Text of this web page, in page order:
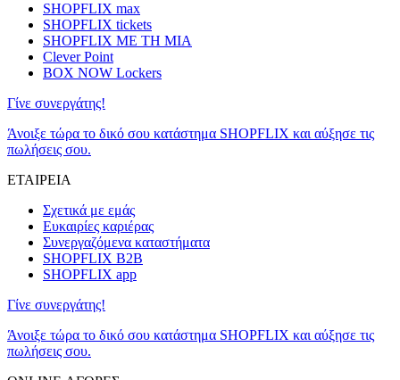
SHOPFLIX max
SHOPFLIX tickets
SHOPFLIX ΜΕ ΤΗ ΜΙΑ
Clever Point
BOX NOW Lockers
Γίνε συνεργάτης!
Άνοιξε τώρα το δικό σου κατάστημα SHOPFLIX και αύξησε τις
πωλήσεις σου.
ΕΤΑΙΡΕΙΑ
Σχετικά με εμάς
Ευκαιρίες καριέρας
Συνεργαζόμενα καταστήματα
SHOPFLIX B2B
SHOPFLIX app
Γίνε συνεργάτης!
Άνοιξε τώρα το δικό σου κατάστημα SHOPFLIX και αύξησε τις
πωλήσεις σου.